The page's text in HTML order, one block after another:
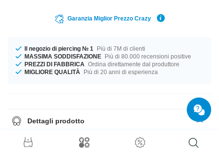
Garanzia Miglior Prezzo Crazy
Il negozio di piercing № 1
Più di 7M di clienti
MASSIMA SODDISFAZIONE Più di 80.000 recensioni positive
PREZZI DI FABBRICA Ordina direttamente dal produttore
MIGLIORE QUALITÀ
Più di 20 anni di esperienza
Dettagli prodotto
mm a 20 mm. Un prodotto hot direttamente dalla fabbrica, di qualità